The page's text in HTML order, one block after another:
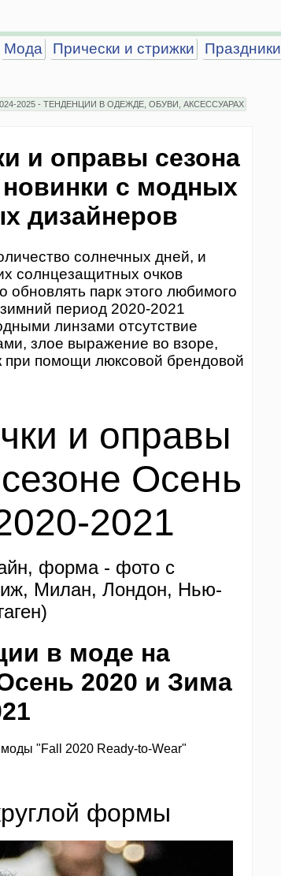
Мода Прически и стрижки Праздники
2025 - ТЕНДЕНЦИИ В ОДЕЖДЕ, ОБУВИ, АКСЕССУАРАХ
и оправы сезона
с модных
дизайнеров
солнечных дней, и
солнцезащитных очков
обновлять парк этого любимого
период 2020-2021
линзами отсутствие
злое выражение во взоре,
при помощи люксовой брендовой
и оправы
Осень
2021
форма - фото с
Милан, Лондон, Нью-
в моде на
2020 и Зима
"Fall 2020 Ready-to-Wear"
формы